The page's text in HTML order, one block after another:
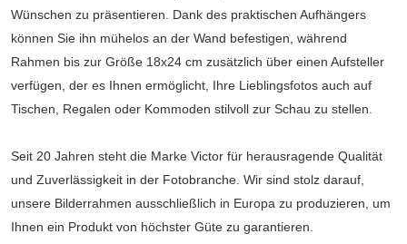
Wünschen zu präsentieren. Dank des praktischen Aufhängers
können Sie ihn mühelos an der Wand befestigen, während
Rahmen bis zur Größe 18x24 cm zusätzlich über einen Aufsteller
verfügen, der es Ihnen ermöglicht, Ihre Lieblingsfotos auch auf
Tischen, Regalen oder Kommoden stilvoll zur Schau zu stellen.
Seit 20 Jahren steht die Marke Victor für herausragende Qualität
und Zuverlässigkeit in der Fotobranche. Wir sind stolz darauf,
unsere Bilderrahmen ausschließlich in Europa zu produzieren, um
Ihnen ein Produkt von höchster Güte zu garantieren.